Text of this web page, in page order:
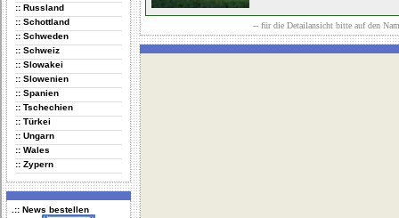
:: Russland
:: Schottland
:: Schweden
:: Schweiz
:: Slowakei
:: Slowenien
:: Spanien
:: Tschechien
:: Türkei
:: Ungarn
:: Wales
:: Zypern
.:: News bestellen
-- für die Detailansicht bitte auf den